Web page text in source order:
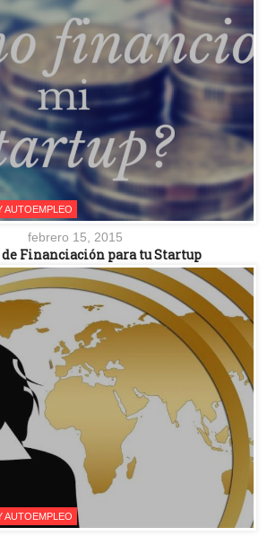
AUTOEMPLEO
febrero 15, 2015
de Financiación para tu Startup
AUTOEMPLEO